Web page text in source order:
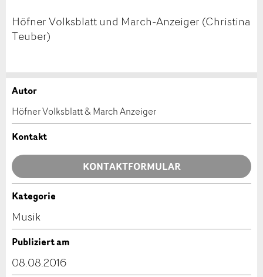
Höfner Volksblatt und March-Anzeiger (Christina
Teuber)
Anzeige beanstanden
Ihr Feedback wird sehr geschätzt!
Allgemeines Feedback
Anzeige nicht mehr gültig
Anzeige unvollständig
Anzeige weiterempfehlen
Empfehlen Sie diese Anzeige an Freunde weiter.
Autor
Höfner Volksblatt & March Anzeiger
Kontakt
KONTAKTFORMULAR
Kontakt
Verfassen Sie eine Nachricht für die Kontaktpersonen
Kategorie
Musik
Publiziert am
08.08.2016